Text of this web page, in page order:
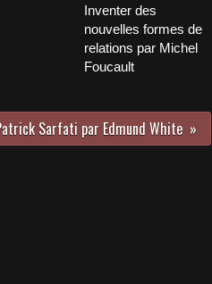
Inventer des
nouvelles formes de
relations par Michel
Foucault
Sarfati par Edmund White